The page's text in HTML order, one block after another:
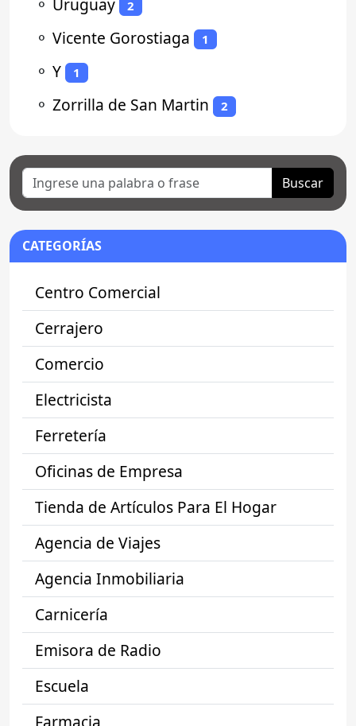
2
⚬ Vicente Gorostiaga 1
⚬ Y 1
⚬ Zorrilla de San Martin 2
Buscar
CATEGORÍAS
Centro Comercial
Cerrajero
Comercio
Electricista
Ferretería
Oficinas de Empresa
Tienda de Artículos Para El Hogar
Agencia de Viajes
Agencia Inmobiliaria
Carnicería
Emisora de Radio
Escuela
Farmacia